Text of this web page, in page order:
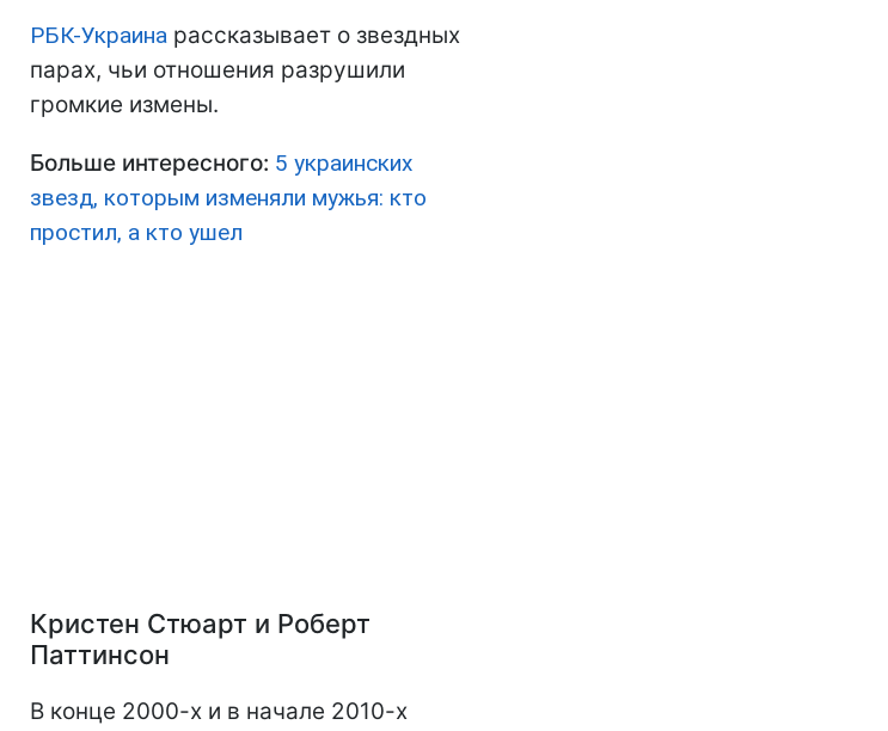
РБК-Украина рассказывает о звездных
парах, чьи отношения разрушили
громкие измены.
Больше интересного: 5 украинских
звезд, которым изменяли мужья: кто
простил, а кто ушел
Кристен Стюарт и Роберт
Паттинсон
В конце 2000-х и в начале 2010-х